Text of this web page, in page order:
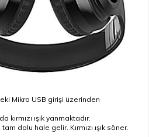
Mikro USB girişi üzerinden
ışık yanmaktadır.
dolu hale gelir. Kırmızı ışık söner.